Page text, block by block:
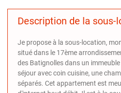
Description de la sous-
Je propose à la sous-location,
situé dans le 17ème
des Batignolles dans un
séjour avec coin cuisine, une
séparés. Cet appartement est